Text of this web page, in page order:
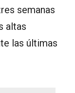
semanas
altas
las últimas